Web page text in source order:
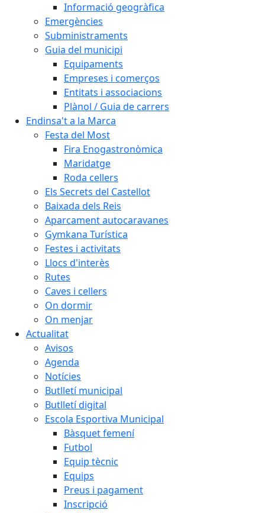
Informació geogràfica
Emergències
Subministraments
Guia del municipi
Equipaments
Empreses i comerços
Entitats i associacions
Plànol / Guia de carrers
Endinsa't a la Marca
Festa del Most
Fira Enogastronòmica
Maridatge
Roda cellers
Els Secrets del Castellot
Baixada dels Reis
Aparcament autocaravanes
Gymkana Turística
Festes i activitats
Llocs d'interès
Rutes
Caves i cellers
On dormir
On menjar
Actualitat
Avisos
Agenda
Notícies
Butlletí municipal
Butlletí digital
Escola Esportiva Municipal
Bàsquet femení
Futbol
Equip tècnic
Equips
Preus i pagament
Inscripció